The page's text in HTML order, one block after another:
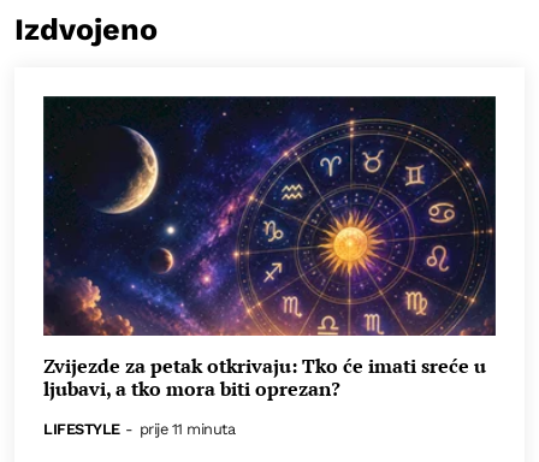
Izdvojeno
Zvijezde za petak otkrivaju: Tko će imati sreće u
ljubavi, a tko mora biti oprezan?
LIFESTYLE - prije 11 minuta